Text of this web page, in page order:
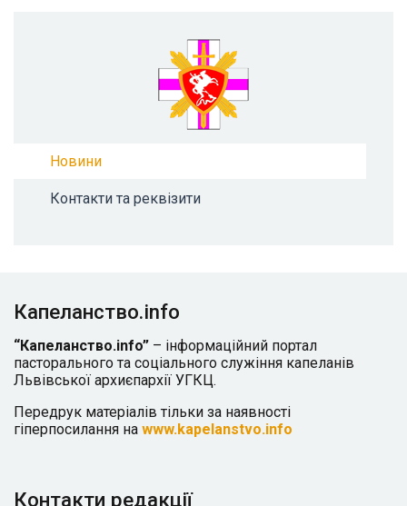
Новини
Контакти та реквізити
Капеланство.info
“Капеланство.info” – інформаційний портал
пасторального та соціального служіння капеланів
Львівської архиєпархії УГКЦ.
Передрук матеріалів тільки за наявності
гіперпосилання на www.kapelanstvo.info
Контакти редакції